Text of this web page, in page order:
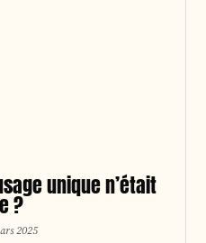
unique n’était
?
2025